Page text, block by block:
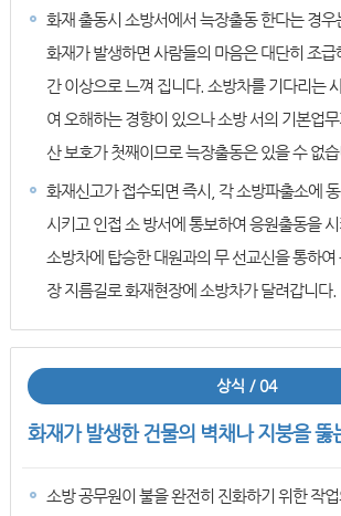
화재 출동시 소방서에서 늑장출동 한다는 경우
화재가 발생하면 사람들의 마음은 대단히 조급
간 이상으로 느껴 집니다. 소방차를 기다리는
여 오해하는 경향이 있으나 소방 서의 기본업
산 보호가 첫째이므로 늑장출동은 있을 수 없습
화재신고가 접수되면 즉시, 각 소방파출소에
시키고 인접 소 방서에 통보하여 응원출동을
소방차에 탑승한 대원과의 무 선교신을 통하
장 지름길로 화재현장에 소방차가 달려갑니다.
상식 / 04
화재가 발생한 건물의 벽채나 지붕을 뚫
소방 공무원이 불을 완전히 진화하기 위한 작